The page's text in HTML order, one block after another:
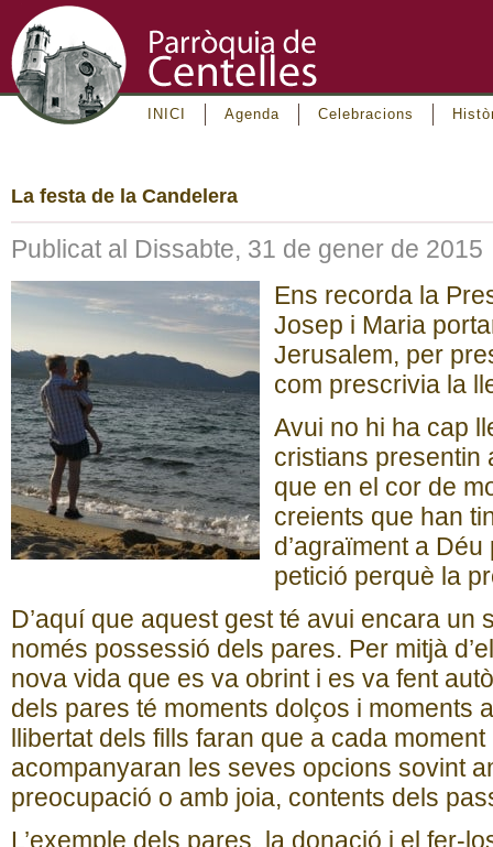
INICI Agenda Celebracions
La festa de la Candelera
Publicat al Dissabte, 31 de gener de 2015
Ens recorda la
Josep i Maria
Jerusalem, per
com prescrivia la
Avui no hi ha cap
cristians presentin
que en el cor de
creients que han
d’agraïment a
petició perquè la
D’aquí que aquest gest té avui encara un
només possessió dels pares. Per mitjà
nova vida que es va obrint i es va fent
dels pares té moments dolços i moments
llibertat dels fills faran que a cada
acompanyaran les seves opcions sovint
preocupació o amb joia, contents dels
L’exemple dels pares, la donació i el fer-